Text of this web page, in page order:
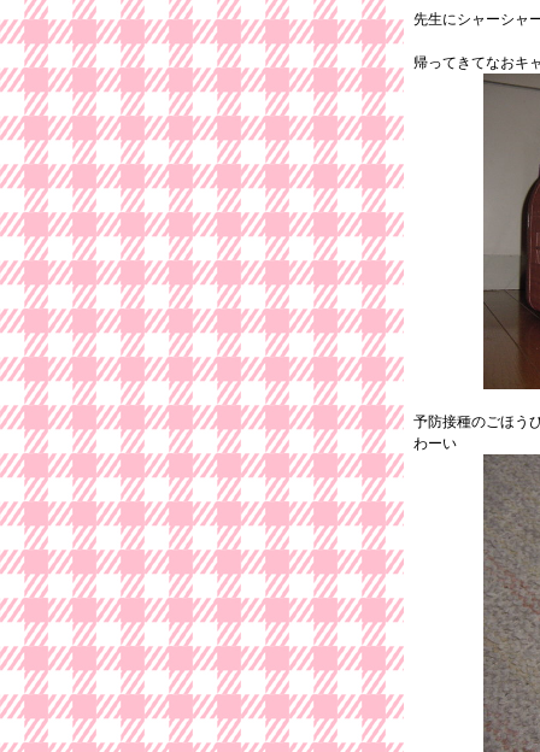
先生にシャーシャ
帰ってきてなおキ
予防接種のごほう
わーい